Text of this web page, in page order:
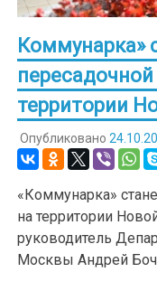
Коммунарка»
территории
Опубликовано
«Коммунарка»
на территории
руководитель
Москвы Андрей